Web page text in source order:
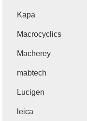
Kapa
Macrocyclics
Macherey
mabtech
Lucigen
leica